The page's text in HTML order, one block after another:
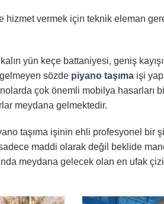
vermek için teknik eleman
yün keçe battaniyesi, geniş
gelmeyen sözde piyano taşımaişi
çok önemli mobilya hasarları
meydana gelmektedir.
taşıma işinin ehli profesyonel bir
maddi olarak değil beklide
meydana gelecek olan en ufak